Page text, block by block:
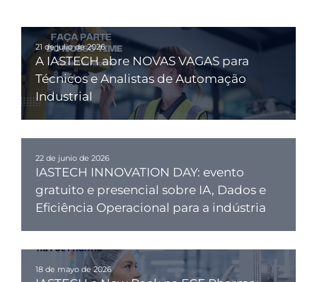
21 de julio de 2026
A IASTECH abre NOVAS VAGAS para
Técnicos e Analistas de Automação
Industrial
22 de junio de 2026
IASTECH INNOVATION DAY: evento
gratuito e presencial sobre IA, Dados e
Eficiência Operacional para a indústria
18 de mayo de 2026